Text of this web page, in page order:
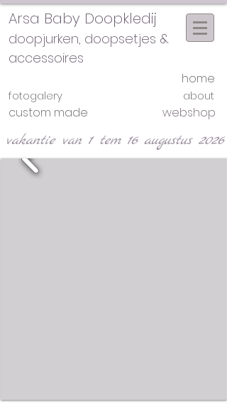
Arsa Baby Doopkledij
doopjurken, doopsetjes &
accessoires
home
fotogalery
custom made
about
webshop
vakantie van 1 tem 16 augustus 2026